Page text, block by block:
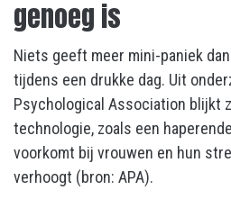
genoeg is
Niets geeft meer mini-paniek
tijdens een drukke dag. Uit
Psychological Association blijkt
technologie, zoals een
voorkomt bij vrouwen en hun
verhoogt (bron: APA).